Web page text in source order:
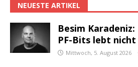
NEUESTE ARTIKEL
Besim
PF-Bits lebt
Mittwoch, 5. August 2026